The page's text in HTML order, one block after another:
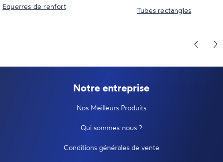
Equerres de renfort
Tubes rectangles
Notre entreprise
Nos Meilleurs Produits
Qui sommes-nous ?
Conditions générales de vente